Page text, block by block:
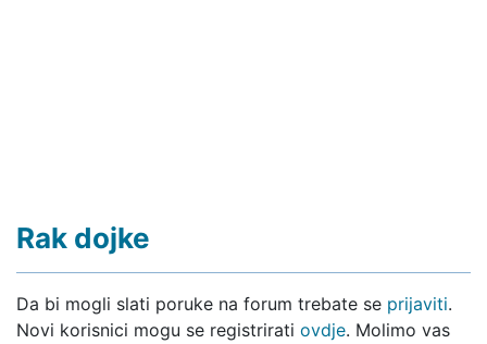
Rak dojke
Da bi mogli slati poruke na forum trebate se prijaviti.
Novi korisnici mogu se registrirati ovdje. Molimo vas